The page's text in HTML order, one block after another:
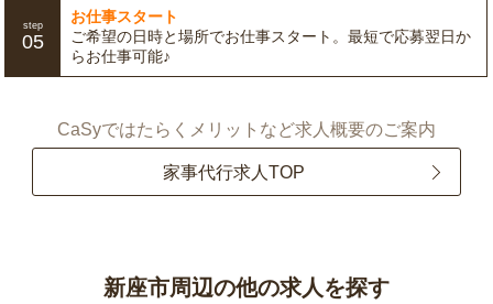
step
05
お仕事スタート
ご希望の日時と場所でお仕事スタート。最短で応募翌日か
らお仕事可能♪
CaSyではたらくメリットなど求人概要のご案内
家事代行求人TOP
新座市周辺の他の求人を探す